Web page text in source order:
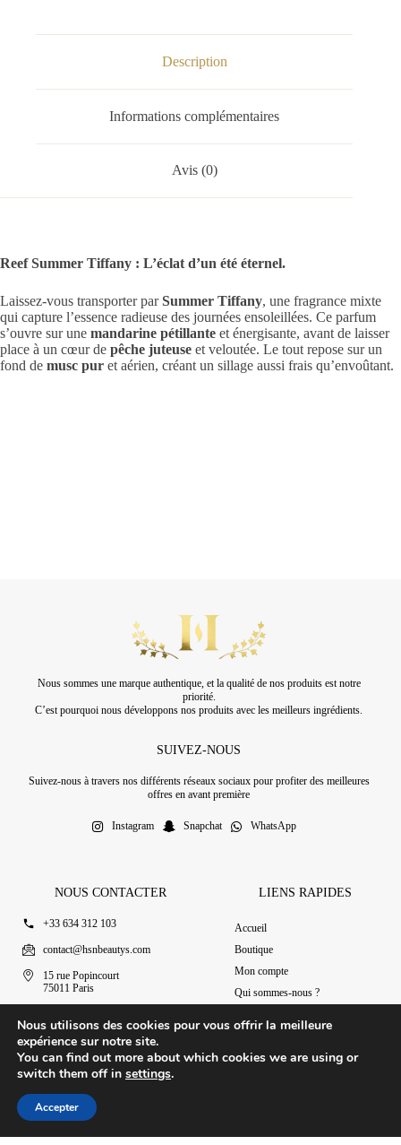
Description
Informations complémentaires
Avis (0)
Reef Summer Tiffany : L’éclat d’un été éternel.
Laissez-vous transporter parSummer Tiffany, une fragrance mixte
qui capture l’essence radieuse des journées ensoleillées. Ce parfum
s’ouvre sur une mandarine pétillante et énergisante, avant de laisser
place à un cœur de pêche juteuse et veloutée. Le tout repose sur un
fond de musc pur et aérien, créant un sillage aussi frais qu’envoûtant.
Nous sommes une marque authentique, et la qualité de nos produits est notre
priorité.
C’est pourquoi nous développons nos produits avec les meilleurs ingrédients.
SUIVEZ-NOUS
Suivez-nous à travers nos différents réseaux sociaux pour profiter des meilleures
offres en avant première
Instagram Snapchat WhatsApp
NOUS CONTACTER
+33 634 312 103
contact@hsnbeautys.com
15 rue Popincourt
75011 Paris
LIENS RAPIDES
Accueil
Boutique
Mon compte
Qui sommes-nous ?
Nous utilisons des cookies pour vous offrir la meilleure
expérience sur notre site.
You can find out more about which cookies we are using or
switch them off in settings.
Accepter
Accueil